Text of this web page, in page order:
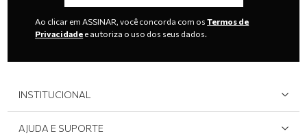
Ao clicar em ASSINAR, você concorda com osTermos de
Privacidade e autoriza o uso dos seus dados.
INSTITUCIONAL
AJUDA E SUPORTE